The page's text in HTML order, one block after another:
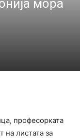
мора
професорката
на листата за